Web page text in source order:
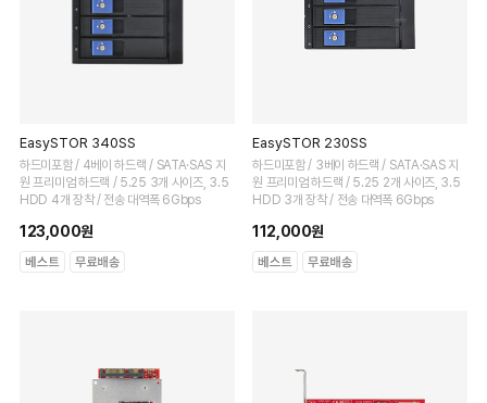
EasySTOR 340SS
하드미포함 / 4베이 하드랙 / SATA·SAS 지
원 프리미엄 하드랙 / 5.25 3개 사이즈, 3.5
HDD 4개 장착 / 전송 대역폭 6Gbps
123,000원
EasySTOR 230SS
하드미포함 / 3베이 하드랙 / SATA·SAS 지
원 프리미엄 하드랙 / 5.25 2개 사이즈, 3.5
HDD 3개 장착 / 전송 대역폭 6Gbps
112,000원